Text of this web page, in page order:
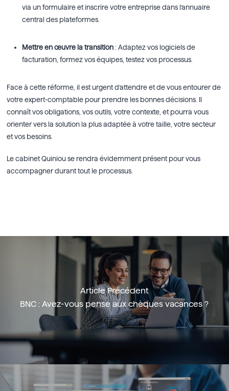
via un formulaire et inscrire votre entreprise dans l’annuaire
central des plateformes.
Mettre en œuvre la transition : Adaptez vos logiciels de
facturation, formez vos équipes, testez vos processus.
Face à cette réforme, il est urgent d’attendre et de vous entourer de
votre expert-comptable pour prendre les bonnes décisions. Il
connaît vos obligations, vos outils, votre contexte, et pourra vous
orienter vers la solution la plus adaptée à votre taille, votre secteur
et vos besoins.
Le cabinet Quiniou se rendra évidemment présent pour vous
accompagner durant tout le processus.
Article Précédent
BNC : Avez-vous pensé aux chèques vacances ?